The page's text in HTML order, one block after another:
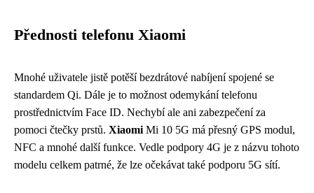
Přednosti telefonu Xiaomi
Mnohé uživatele jistě potěší bezdrátové nabíjení spojené se
standardem Qi. Dále je to možnost odemykání telefonu
prostřednictvím Face ID. Nechybí ale ani zabezpečení za
pomoci čtečky prstů. Xiaomi Mi 10 5G má přesný GPS modul,
NFC a mnohé další funkce. Vedle podpory 4G je z názvu tohoto
modelu celkem patrné, že lze očekávat také podporu 5G sítí.